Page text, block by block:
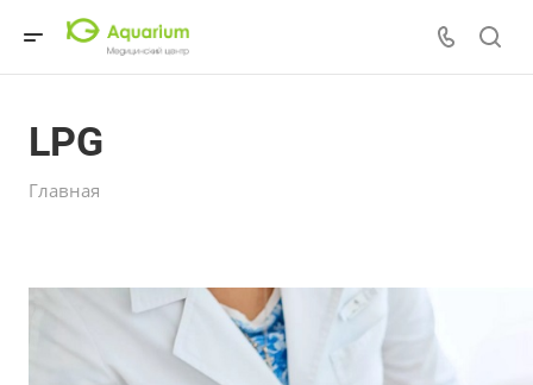
LPG
Главная